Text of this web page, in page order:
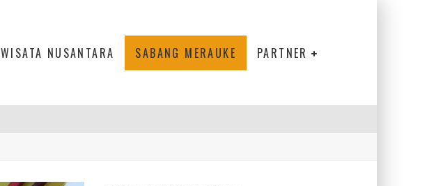
WISATA NUSANTARA SABANG MERAUKE PARTNER